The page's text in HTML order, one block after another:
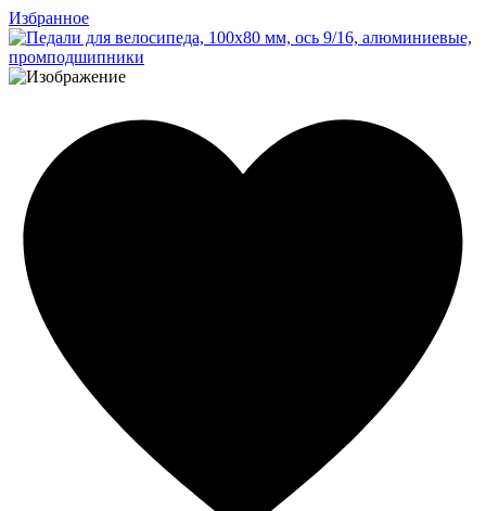
Избранное